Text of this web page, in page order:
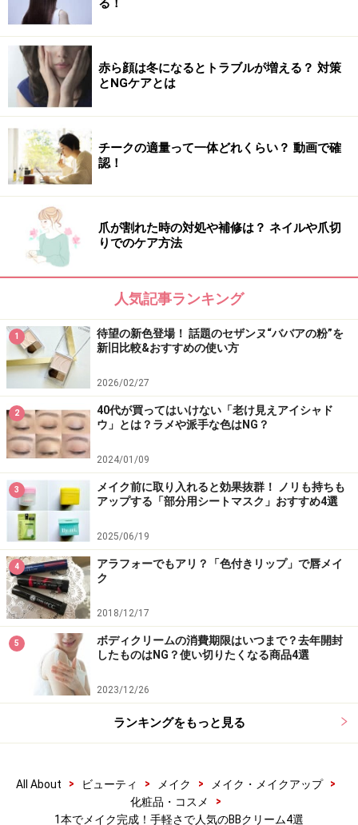
（SPF25/PA̟+++ 30g 税抜2500円）【医薬部外品】
ニキビは隠したいけれど、ニキビの上からメイクしても
いいの？というジレンマを抱えている多くの女性たちの
悩みを解決してくれたのがこちら。ニキビケアに有効な
サリチル酸や肌を健やかに整えるビタミン類をベースに
配合し、なおかつ素肌感のある美しい仕上がりにもこだ
わった夢のような1品です。
ゆらぎ肌や花粉に悩む季節の必須アイテム
ゆらぎ肌や花粉の季節のマストアイテム
d プログラム アレルバリア エッセンス BB
（SPF40・PA+++ 全2色 各40mL 税抜各3000円）
アレルバリアテクノロジー搭載で、花粉・ちり・ほこり
など、気になる微粒子から肌を守るBBクリーム。赤み・
くすみも自然にカバーし、厚塗り感がないのでこれ1つ
で完了してもOKですが、下地効果もあるので、状況に応
じて使い分けできます。デリケート肌向けの低刺激設計
なので、まさに今の季節にぴったり。
いかがでしたか？ 私も多い時は週の半分ぐらいは使って
いるほど、手軽さ、カバー力、肌への優しさの詰まって
いるBBクリーム。こちらの4品は比較的手に取りやすい
価格なので、なんとなく今使っているファンデーション
がしっくりこないと感じている人は、ぜひ試してみて。
※記事内容は執筆時点のものです。最新の内容をご確認くださ
質及び健康状態を十分に考慮し、正しい方法で行ってください。
また、全ての方への有効性を保証するものではありません。
る！
赤ら顔は冬になるとトラブルが増える？ 対策
とNGケアとは
チークの適量って一体どれくらい？ 動画で確
認！
爪が割れた時の対処や補修は？ ネイルや爪切
りでのケア方法
人気記事ランキング
1
待望の新色登場！ 話題のセザンヌ“ババアの粉”を
新旧比較&おすすめの使い方
2026/02/27
2
40代が買ってはいけない「老け見えアイシャド
ウ」とは？ラメや派手な色はNG？
2024/01/09
3
メイク前に取り入れると効果抜群！ ノリも持ちも
アップする「部分用シートマスク」おすすめ4選
2025/06/19
4
アラフォーでもアリ？「色付きリップ」で唇メイ
ク
2018/12/17
5
ボディクリームの消費期限はいつまで？去年開封
したものはNG？使い切りたくなる商品4選
2023/12/26
ランキングをもっと見る
All About > ビューティ > メイク > メイク・メイクアップ
>
化粧品・コスメ
>
1本でメイク完成！手軽さで人気のBBクリーム4選